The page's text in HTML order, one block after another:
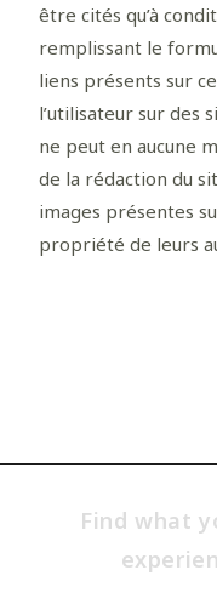
être cités qu’à
remplissant le
liens présents sur
l’utilisateur sur des
ne peut en aucune
de la rédaction du
images présentes
propriété de leurs
Find what